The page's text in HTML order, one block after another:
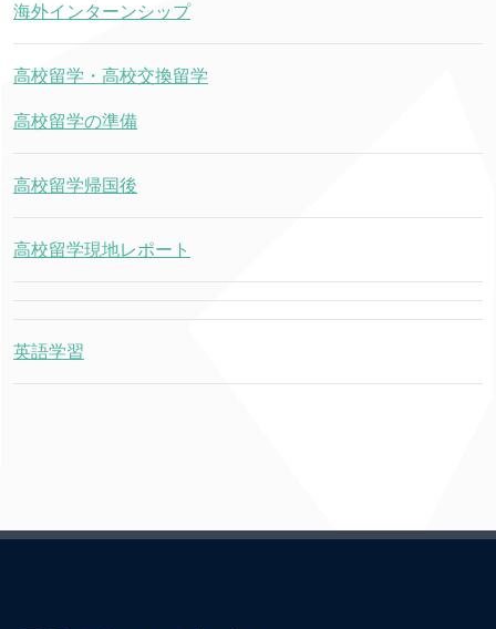
海外インターンシップ
高校留学・高校交換留学
高校留学の準備
高校留学帰国後
高校留学現地レポート
英語学習